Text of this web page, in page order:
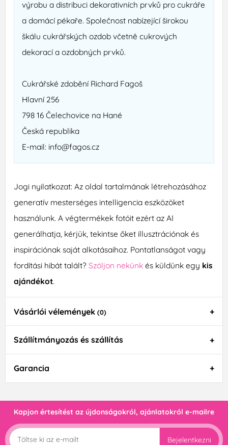
výrobu a distribuci dekorativních prvků pro cukráře
a domácí pékaře. Společnost nabízející širokou
škálu cukrářských ozdob včetně cukrových
dekorací a ozdobných prvků.
Cukrářské zdobění Richard Fagoš
Hlavní 256
798 16 Čelechovice na Hané
Česká republika
E-mail: info@fagos.cz
Jogi nyilatkozat: Az oldal tartalmának létrehozásához
generatív mesterséges intelligencia eszközöket
használunk. A végtermékek fotóit ezért az AI
generálhatja, kérjük, tekintse őket illusztrációnak és
inspirációnak saját alkotásaihoz. Pontatlanságot vagy
fordítási hibát talált? Szóljon nekünkés küldünk egy kis
ajándékot.
Vásárlói vélemények (0)
Szállítmányozás és szállítás
Garancia
Kapjon értesítést az újdonságokról, ajánlatokról e-mailre
Bejelentkezni